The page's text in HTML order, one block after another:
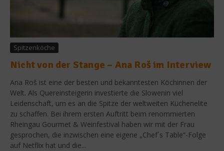
Spitzenköche
Nicht von der Stange – Ana Roš im Interview
Ana Roš ist eine der besten und bekanntesten Köchinnen der
Welt. Als Quereinsteigerin investierte die Slowenin viel
Leidenschaft, um es an die Spitze der weltweiten Küchenelite
zu schaffen. Bei ihrem ersten Auftritt beim renommierten
Rheingau Gourmet & Weinfestival haben wir mit der Frau
gesprochen, die inzwischen eine eigene „Chef´s Table“-Folge
auf Netflix hat und die...